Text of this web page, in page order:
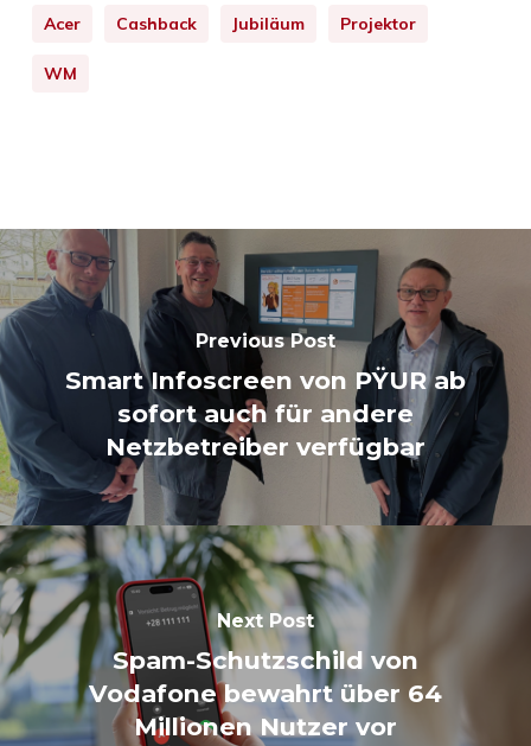
Acer Cashback Jubiläum Projektor
WM
Previous Post
Smart Infoscreen von PŸUR ab
sofort auch für andere
Netzbetreiber verfügbar
Next Post
Spam-Schutzschild von
Vodafone bewahrt über 64
Millionen Nutzer vor